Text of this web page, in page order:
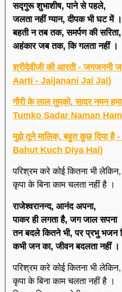
सद्गुरू शुभाशीष, पाने से पहले,
जलता नहीं ग्यान, दीपक भी घट में ।
बहती न तब तक, समर्पण की सरिता,
अहंकार जब तक, कि गलता नहीं ।
श्रीदेवीजी की आरती -
Aarti - Jaijanani Jai Jai)
गौरी के लाल तुमको, सादर नमन
Tumko Sadar Naman
मुझे तूने मालिक, बहुत कुछ दिया
Bahut Kuch Diya Hai)
परिश्रम करे कोई कितना भी लेकिन,
कृपा के बिना काम चलता नहीं है ।
राजेश्वरानन्द, आनंद अपना,
पाकर ही लगता है, जग जाल सपना
तन बदले कितने भी, पर प्रभु भजन
कभी जन का, जीवन बदलता नहीं ।
परिश्रम करे कोई कितना भी लेकिन,
कृपा के बिना काम चलता नहीं है ।